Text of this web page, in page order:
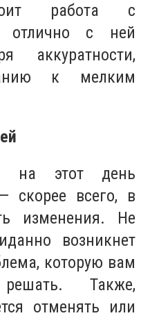
работа с
отлично с ней
аккуратности,
к мелким
на этот день
скорее всего, в
изменения. Не
возникнет
которую вам
Также,
отменять или